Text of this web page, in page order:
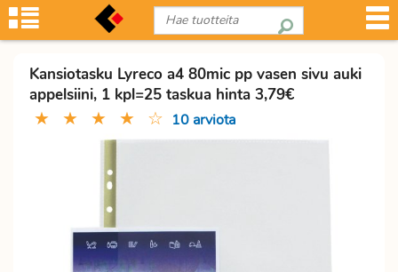
Kansiotasku Lyreco a4 80mic pp vasen sivu auki
appelsiini, 1 kpl=25 taskua hinta 3,79€
★ ★ ★ ★ ☆ 10 arviota